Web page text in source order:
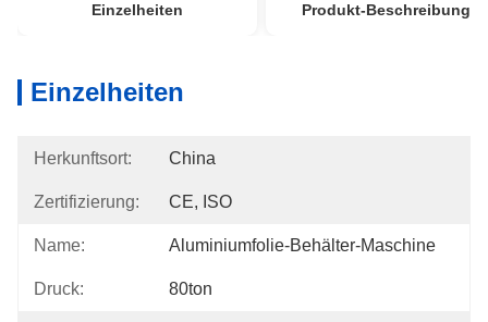
Einzelheiten Produkt-Beschreibung
Einzelheiten
Herkunftsort: China
Zertifizierung: CE, ISO
Name: Aluminiumfolie-Behälter-Maschine
Druck: 80ton